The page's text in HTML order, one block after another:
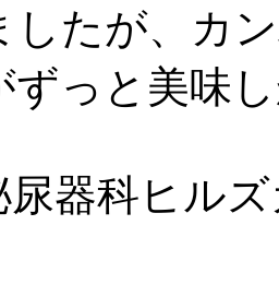
したが、カ
ずっと美味
尿器科ヒル